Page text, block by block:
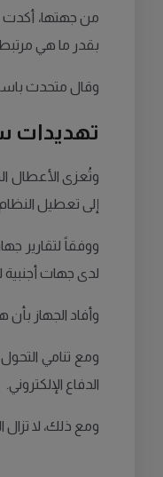
بقدر ما هي
وقال متحدث باسم
تهديدات
إلى تعطيل
ووفقاً لتقارير
لدى جهات أجنبية
وأفاد الجهاز
ومع تنامي
الدفاع الإلكتروني.
ومع ذلك، لا تزال